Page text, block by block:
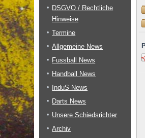
DSGVO / Rechtliche
Hinweise
Termine
Allgemeine News
Fussball News
Handball News
InduS News
Darts News
Unsere Schiedsrichter
Archiv